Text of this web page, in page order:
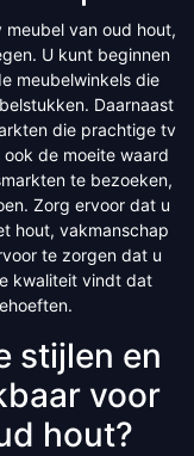
van oud hout,
U kunt beginnen
meubelwinkels die
Daarnaast
die prachtige tv
de moeite waard
te bezoeken,
Zorg ervoor dat u
hout, vakmanschap
te zorgen dat u
kwaliteit vindt dat
stijlen en
voor
hout?